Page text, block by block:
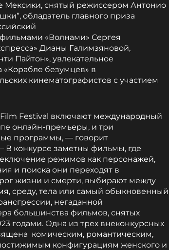
Мексики, снятый режиссером Антонио
обладатель главного приза
«Волнами» Сергея
Дианы Галимзяновой,
Пайтон», увлекательное
«Корабле безумцев» в
кинематографистов с участием
Festival включают международный
онлайн-премьеры, и три
программы, — говорит
В конкурсе заметны фильмы, где
режимов как персонажей,
и поиска они переходят в
жизни и смерти, выбирают между
среду, тела или самый обыкновенный
негаданной
большинства фильмов, снятых
годами. Одна из трех внеконкурсных
комическим, романтическим,
конфигурациям женского и